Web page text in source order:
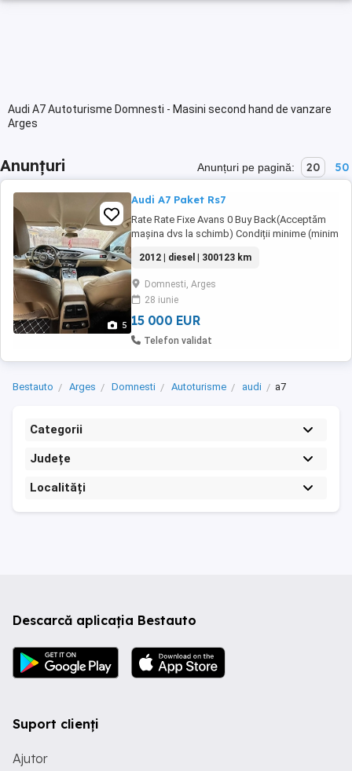
Audi A7 Autoturisme Domnesti - Masini second hand de vanzare
Arges
Anunțuri Anunțuri pe pagină: 20 50
5
Audi A7 Paket Rs7
Rate Rate Fixe Avans 0 Buy Back(Acceptăm
mașina dvs la schimb) Condiții minime (minim
EURO NEGOCIABIL -AUDI A7 3.0 TDI 2012
PAKET RS7 QUATTRO E5! -Motor 3.0 D V6 245
Cp( cel cu o singura turbina) -An fabricație
2012 Euro 5 -Cutie Tiptronic 7+1 -Audi ...
2012 | diesel | 300123 km
Domnesti, Arges
28 iunie
15 000 EUR
Telefon validat
Bestauto Arges Domnesti Autoturisme audi a7
Categorii
Județe
Localități
Descarcă aplicația Bestauto
Suport clienți
Ajutor